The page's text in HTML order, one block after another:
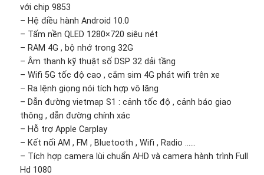
với chip 9853
– Hệ điều hành Android 10.0
– Tấm nền QLED 1280×720 siêu nét
– RAM 4G , bộ nhớ trong 32G
– Âm thanh kỹ thuật số DSP 32 dải tầng
– Wifi 5G tốc độ cao , cắm sim 4G phát wifi trên xe
– Ra lệnh giọng nói tích hợp vô lăng
– Dẫn đường vietmap S1 : cảnh tốc độ , cảnh báo giao
thông , dẫn đường chính xác
– Hỗ trợ Apple Carplay
– Kết nối AM , FM , Bluetooth , Wifi , Radio ……
– Tích hợp camera lùi chuẩn AHD và camera hành trình Full
Hd 1080